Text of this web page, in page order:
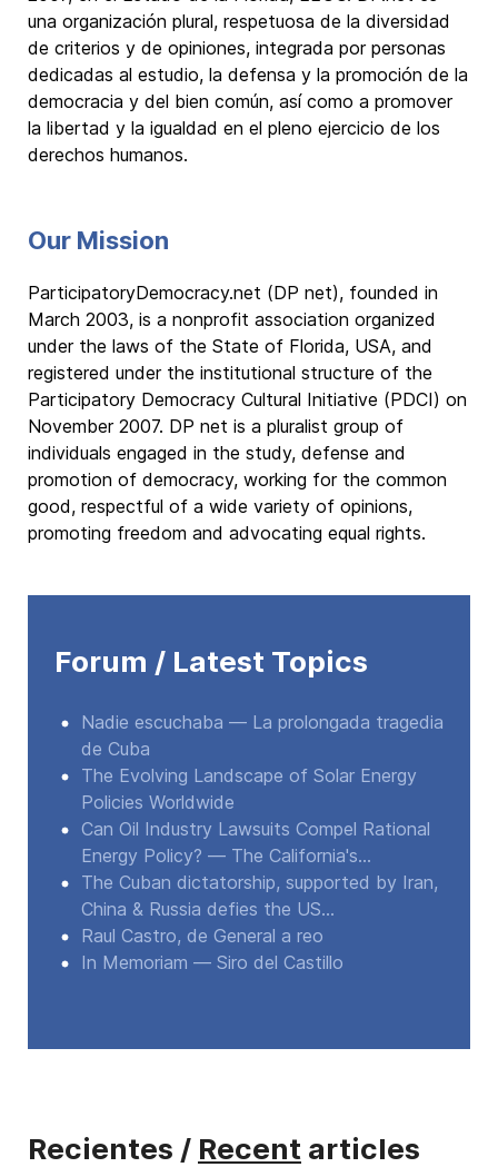
una organización plural, respetuosa de la diversidad
de criterios y de opiniones, integrada por personas
dedicadas al estudio, la defensa y la promoción de la
democracia y del bien común, así como a promover
la libertad y la igualdad en el pleno ejercicio de los
derechos humanos.
Our Mission
ParticipatoryDemocracy.net (DP net), founded in
March 2003, is a nonprofit association organized
under the laws of the State of Florida, USA, and
registered under the institutional structure of the
Participatory Democracy Cultural Initiative (PDCI) on
November 2007. DP net is a pluralist group of
individuals engaged in the study, defense and
promotion of democracy, working for the common
good, respectful of a wide variety of opinions,
promoting freedom and advocating equal rights.
Forum / Latest Topics
Nadie escuchaba — La prolongada tragedia
de Cuba
The Evolving Landscape of Solar Energy
Policies Worldwide
Can Oil Industry Lawsuits Compel Rational
Energy Policy? — The California's...
The Cuban dictatorship, supported by Iran,
China & Russia defies the US...
Raul Castro, de General a reo
In Memoriam — Siro del Castillo
Recientes / Recent articles